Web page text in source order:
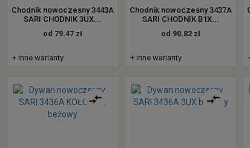
Chodnik nowoczesny 3443A
SARI CHODNIK 3UX...
od 79.47 zł
+ inne warianty
Chodnik nowoczesny 3437A
SARI CHODNIK B1X...
od 90.82 zł
+ inne warianty